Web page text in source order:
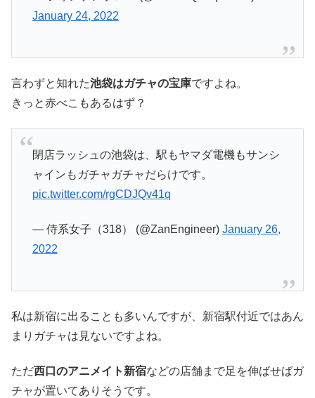
January 24, 2022
言わずと知れた池袋はガチャの宝庫ですよね。
きっと赤べこもあるはず？
閉店ラッシュの池袋は、駅もヤマダ電機もサンシ
ャインもガチャガチャだらけです。
pic.twitter.com/rgCDJQv41q
— 侍系女子（318） (@ZanEngineer) January 26,
2022
私は新宿に出ることも多いんですが、新宿駅付近ではあん
まりガチャは見ないですよね。
ただ西口のアニメイト新宿などの店舗まで足を伸ばせばガ
チャが置いてありそうです。